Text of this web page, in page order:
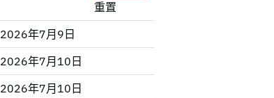
重置
2026年7月9日
2026年7月10日
2026年7月10日